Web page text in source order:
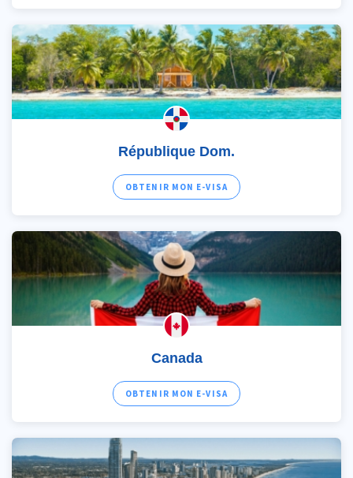
République Dom.
OBTENIR MON E-VISA
Canada
OBTENIR MON E-VISA